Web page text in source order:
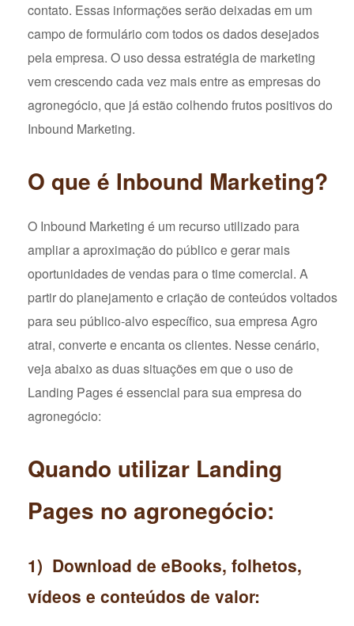
contato. Essas informações serão deixadas em um
campo de formulário com todos os dados desejados
pela empresa. O uso dessa estratégia de marketing
vem crescendo cada vez mais entre as empresas do
agronegócio, que já estão colhendo frutos positivos do
Inbound Marketing.
O que é Inbound Marketing?
O Inbound Marketing é um recurso utilizado para
ampliar a aproximação do público e gerar mais
oportunidades de vendas para o time comercial. A
partir do planejamento e criação de conteúdos voltados
para seu público-alvo específico, sua empresa Agro
atrai, converte e encanta os clientes. Nesse cenário,
veja abaixo as duas situações em que o uso de
Landing Pages é essencial para sua empresa do
agronegócio:
Quando utilizar Landing
Pages no agronegócio:
1) Download de eBooks, folhetos,
vídeos e conteúdos de valor: